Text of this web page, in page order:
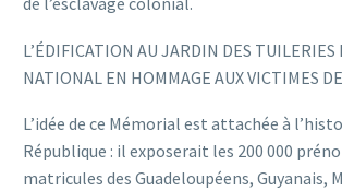
L’ÉDIFICATION AU JARDIN DES TUILERIES
NATIONAL EN HOMMAGE AUX VICTIMES DE
L’idée de ce Mémorial est attachée à
République : il exposerait les 200 000
matricules des Guadeloupéens, Guyanais,